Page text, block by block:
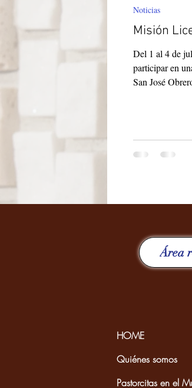
Misión
Del 1 al 4 de
participar en
San José
Noticias
Área
HOME
Quiénes somos
Pastorcitas en el